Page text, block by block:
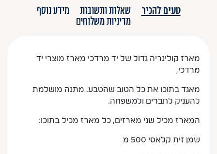
טעים להכיר שאלות ותשובות מידע נוסף
מדיניות משלוחים
מארז קולינריה גדול של יד מרדכי מארז מוצרי יד
מרדכי,
מאגד בתוכו את כל הטוב שהטבע. מתנה מושלמת
להעניק לחברים ולמשפחה.
המארז מכיל שני מארזים, כל מארז מכיל בתוכו:
שמן זית קלאסי 500 מ